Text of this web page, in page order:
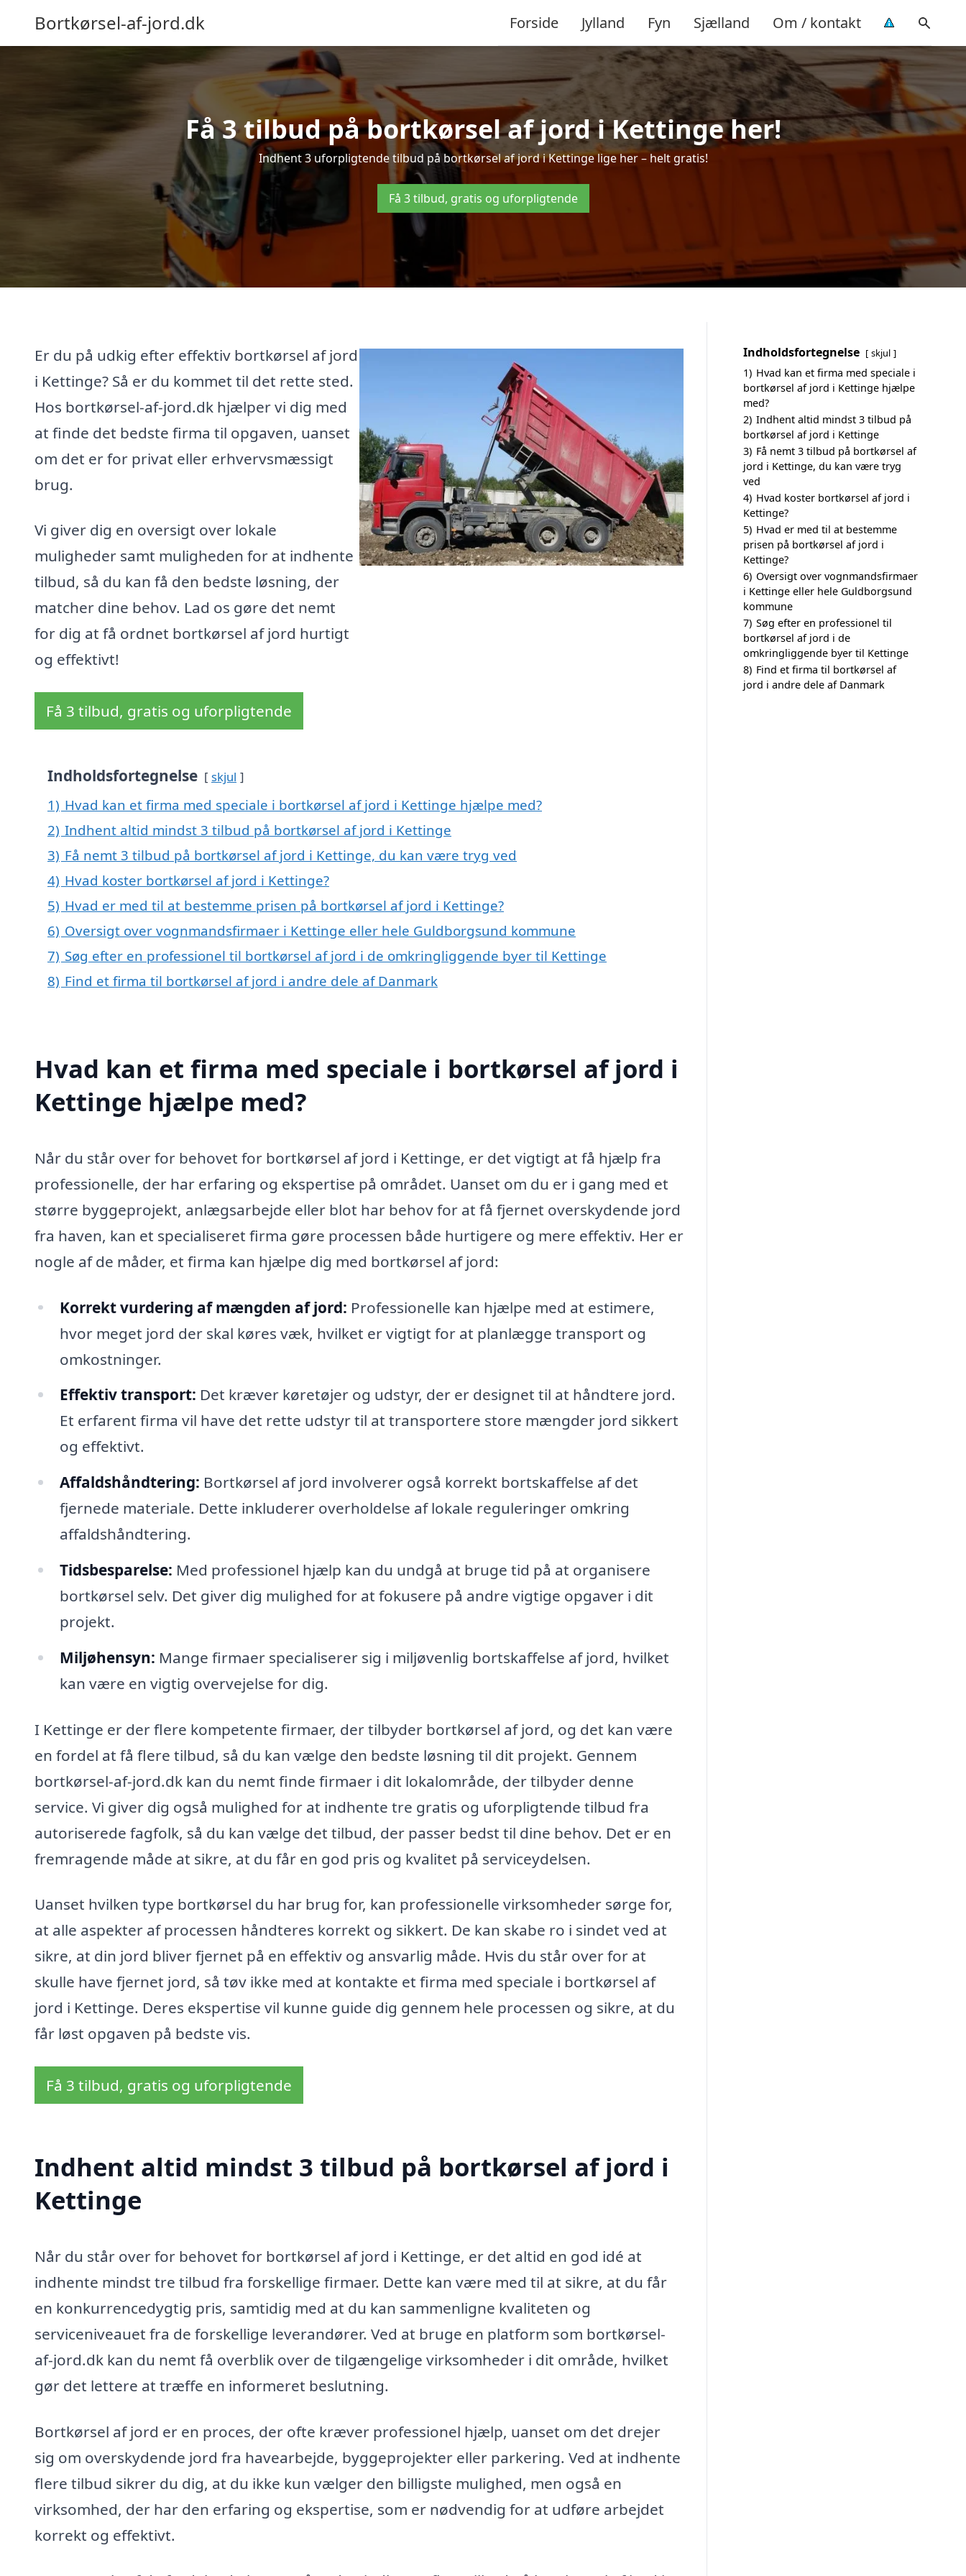
Bortkørsel-af-jord.dk Forside Jylland Fyn Sjælland Om / kontakt
Få 3 tilbud på bortkørsel af jord i Kettinge her!
Indhent 3 uforpligtende tilbud på bortkørsel af jord i Kettinge lige her – helt gratis!
Få 3 tilbud, gratis og uforpligtende
Er du på udkig efter effektiv bortkørsel af jord
i Kettinge? Så er du kommet til det rette sted.
Hos bortkørsel-af-jord.dk hjælper vi dig med
at finde det bedste firma til opgaven, uanset
om det er for privat eller erhvervsmæssigt
brug.
Vi giver dig en oversigt over lokale
muligheder samt muligheden for at indhente
tilbud, så du kan få den bedste løsning, der
matcher dine behov. Lad os gøre det nemt
for dig at få ordnet bortkørsel af jord hurtigt
og effektivt!
Få 3 tilbud, gratis og uforpligtende
Indholdsfortegnelse skjul
1) Hvad kan et firma med speciale i bortkørsel af jord i Kettinge hjælpe med?
2) Indhent altid mindst 3 tilbud på bortkørsel af jord i Kettinge
3) Få nemt 3 tilbud på bortkørsel af jord i Kettinge, du kan være tryg ved
4) Hvad koster bortkørsel af jord i Kettinge?
5) Hvad er med til at bestemme prisen på bortkørsel af jord i Kettinge?
6) Oversigt over vognmandsfirmaer i Kettinge eller hele Guldborgsund kommune
7) Søg efter en professionel til bortkørsel af jord i de omkringliggende byer til Kettinge
8) Find et firma til bortkørsel af jord i andre dele af Danmark
Hvad kan et firma med speciale i bortkørsel af jord i
Kettinge hjælpe med?
Når du står over for behovet for bortkørsel af jord i Kettinge, er det vigtigt at få hjælp fra
professionelle, der har erfaring og ekspertise på området. Uanset om du er i gang med et
større byggeprojekt, anlægsarbejde eller blot har behov for at få fjernet overskydende jord
fra haven, kan et specialiseret firma gøre processen både hurtigere og mere effektiv. Her er
nogle af de måder, et firma kan hjælpe dig med bortkørsel af jord:
Korrekt vurdering af mængden af jord: Professionelle kan hjælpe med at estimere,
hvor meget jord der skal køres væk, hvilket er vigtigt for at planlægge transport og
omkostninger.
Effektiv transport: Det kræver køretøjer og udstyr, der er designet til at håndtere jord.
Et erfarent firma vil have det rette udstyr til at transportere store mængder jord sikkert
og effektivt.
Affaldshåndtering: Bortkørsel af jord involverer også korrekt bortskaffelse af det
fjernede materiale. Dette inkluderer overholdelse af lokale reguleringer omkring
affaldshåndtering.
Tidsbesparelse: Med professionel hjælp kan du undgå at bruge tid på at organisere
bortkørsel selv. Det giver dig mulighed for at fokusere på andre vigtige opgaver i dit
projekt.
Miljøhensyn: Mange firmaer specialiserer sig i miljøvenlig bortskaffelse af jord, hvilket
kan være en vigtig overvejelse for dig.
I Kettinge er der flere kompetente firmaer, der tilbyder bortkørsel af jord, og det kan være
en fordel at få flere tilbud, så du kan vælge den bedste løsning til dit projekt. Gennem
bortkørsel-af-jord.dk kan du nemt finde firmaer i dit lokalområde, der tilbyder denne
service. Vi giver dig også mulighed for at indhente tre gratis og uforpligtende tilbud fra
autoriserede fagfolk, så du kan vælge det tilbud, der passer bedst til dine behov. Det er en
fremragende måde at sikre, at du får en god pris og kvalitet på serviceydelsen.
Uanset hvilken type bortkørsel du har brug for, kan professionelle virksomheder sørge for,
at alle aspekter af processen håndteres korrekt og sikkert. De kan skabe ro i sindet ved at
sikre, at din jord bliver fjernet på en effektiv og ansvarlig måde. Hvis du står over for at
skulle have fjernet jord, så tøv ikke med at kontakte et firma med speciale i bortkørsel af
jord i Kettinge. Deres ekspertise vil kunne guide dig gennem hele processen og sikre, at du
får løst opgaven på bedste vis.
Få 3 tilbud, gratis og uforpligtende
Indhent altid mindst 3 tilbud på bortkørsel af jord i
Kettinge
Når du står over for behovet for bortkørsel af jord i Kettinge, er det altid en god idé at
indhente mindst tre tilbud fra forskellige firmaer. Dette kan være med til at sikre, at du får
en konkurrencedygtig pris, samtidig med at du kan sammenligne kvaliteten og
serviceniveauet fra de forskellige leverandører. Ved at bruge en platform som bortkørsel-
af-jord.dk kan du nemt få overblik over de tilgængelige virksomheder i dit område, hvilket
gør det lettere at træffe en informeret beslutning.
Bortkørsel af jord er en proces, der ofte kræver professionel hjælp, uanset om det drejer
sig om overskydende jord fra havearbejde, byggeprojekter eller parkering. Ved at indhente
flere tilbud sikrer du dig, at du ikke kun vælger den billigste mulighed, men også en
virksomhed, der har den erfaring og ekspertise, som er nødvendig for at udføre arbejdet
korrekt og effektivt.
Indholdsfortegnelse skjul
1) Hvad kan et firma med speciale i
bortkørsel af jord i Kettinge hjælpe
med?
2) Indhent altid mindst 3 tilbud på
bortkørsel af jord i Kettinge
3) Få nemt 3 tilbud på bortkørsel af
jord i Kettinge, du kan være tryg
ved
4) Hvad koster bortkørsel af jord i
Kettinge?
5) Hvad er med til at bestemme
prisen på bortkørsel af jord i
Kettinge?
6) Oversigt over vognmandsfirmaer
i Kettinge eller hele Guldborgsund
kommune
7) Søg efter en professionel til
bortkørsel af jord i de
omkringliggende byer til Kettinge
8) Find et firma til bortkørsel af
jord i andre dele af Danmark